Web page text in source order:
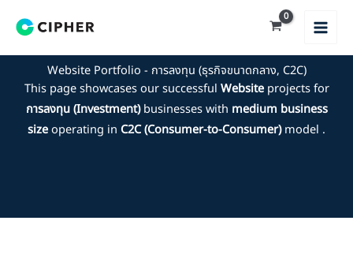
Website Portfolio - การลงทุน (ธุรกิจขนาดกลาง, C2C)
This page showcases our successful Websiteprojects for
การลงทุน (Investment)businesses with medium business
sizeoperating in C2C (Consumer-to-Consumer)model .